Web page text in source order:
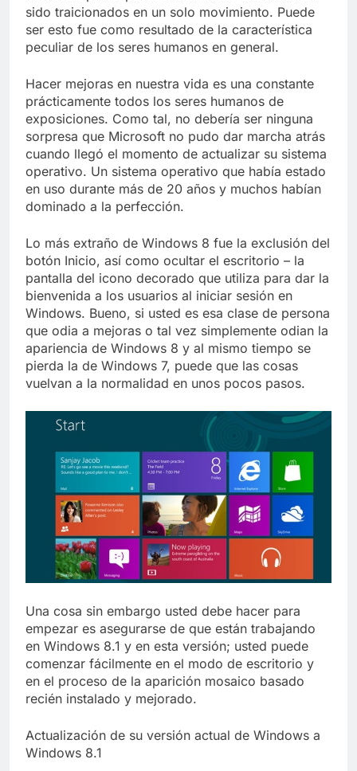
sido traicionados en un solo movimiento. Puede
ser esto fue como resultado de la característica
peculiar de los seres humanos en general.
Hacer mejoras en nuestra vida es una constante
prácticamente todos los seres humanos de
exposiciones. Como tal, no debería ser ninguna
sorpresa que Microsoft no pudo dar marcha atrás
cuando llegó el momento de actualizar su sistema
operativo. Un sistema operativo que había estado
en uso durante más de 20 años y muchos habían
dominado a la perfección.
Lo más extraño de Windows 8 fue la exclusión del
botón Inicio, así como ocultar el escritorio – la
pantalla del icono decorado que utiliza para dar la
bienvenida a los usuarios al iniciar sesión en
Windows. Bueno, si usted es esa clase de persona
que odia a mejoras o tal vez simplemente odian la
apariencia de Windows 8 y al mismo tiempo se
pierda la de Windows 7, puede que las cosas
vuelvan a la normalidad en unos pocos pasos.
Una cosa sin embargo usted debe hacer para
empezar es asegurarse de que están trabajando
en Windows 8.1 y en esta versión; usted puede
comenzar fácilmente en el modo de escritorio y
en el proceso de la aparición mosaico basado
recién instalado y mejorado.
Actualización de su versión actual de Windows a
Windows 8.1